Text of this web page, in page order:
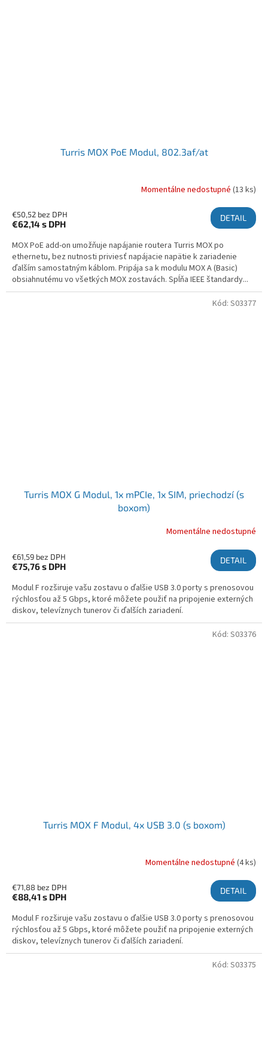
Turris MOX PoE Modul, 802.3af/at
Momentálne nedostupné (13 ks)
€50,52 bez DPH
€62,14 s DPH
DETAIL
MOX PoE add-on umožňuje napájanie routera Turris MOX po
ethernetu, bez nutnosti priviesť napájacie napätie k zariadenie
ďalším samostatným káblom. Pripája sa k modulu MOX A (Basic)
obsiahnutému vo všetkých MOX zostavách. Spĺňa IEEE štandardy...
Turris MOX G Modul, 1x mPCIe, 1x SIM, priechodzí (s
boxom)
Momentálne nedostupné
€61,59 bez DPH
€75,76s DPH
DETAIL
Modul F rozširuje vašu zostavu o ďalšie USB 3.0 porty s prenosovou
rýchlosťou až 5 Gbps, ktoré môžete použiť na pripojenie externých
diskov, televíznych tunerov či ďalších zariadení.
Kód: S03377
Turris MOX F Modul, 4x USB 3.0 (s boxom)
Momentálne nedostupné (4 ks)
€71,88 bez DPH
€88,41 s DPH
DETAIL
Modul F rozširuje vašu zostavu o ďalšie USB 3.0 porty s prenosovou
rýchlosťou až 5 Gbps, ktoré môžete použiť na pripojenie externých
diskov, televíznych tunerov či ďalších zariadení.
Kód: S03376
Kód: S03375